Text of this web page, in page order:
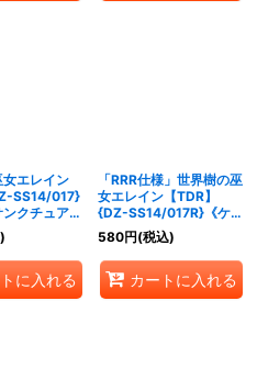
エレイン
SS14/017}
ンクチュア
に入れる
「RRR仕様」世界樹の巫
女エレイン【TDR】
{DZ-SS14/017R}《ケテ
ルサンクチュアリ》
580円(税込)
カートに入れる